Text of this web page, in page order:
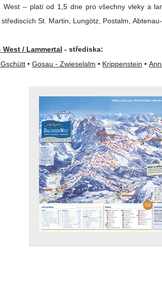
West – platí od 1,5 dne pro všechny vleky a
St. Martin, Lungötz, Postalm,
/ Lammertal - střediska:
• Gosau - Zwieselalm • Krippenstein •